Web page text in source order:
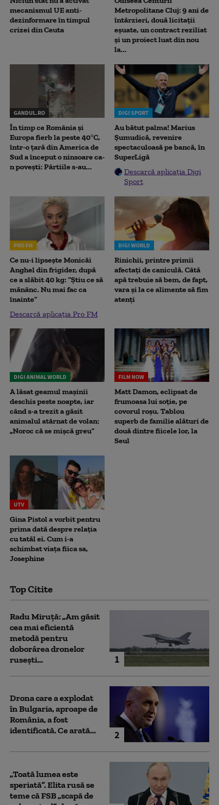
mecanismul UE anti-
dezinformare în timpul
crizei din Ceuta
Metropolitane Cluj: 9 ani de
întârzieri, două licitații
eșuate, un contract reziliat
și un proiect luat din nou
la...
GANDUL.RO
În timp ce România și
Europa fierb la peste 40°C,
într-o țară din America de
Sud a început o ninsoare ca-
n povești: Pârtiile s-au...
DIGI SPORT
Au bătut palma! Marius
Șumudică, revenire
spectaculoasă pe bancă, în
SuperLigă
Descarcă aplicația Digi
Sport
PRO FM
Ce nu-i lipsește Monicăi
Anghel din frigider, după
ce a slăbit 40 kg: “Știu ce să
mănânc. Nu mai fac ca
înainte”
Descarcă aplicația Pro FM
DIGI WORLD
Rinichii, printre primii
afectați de caniculă. Câtă
apă trebuie să bem, de fapt,
vara și la ce alimente să fim
atenți
DIGI ANIMAL WORLD
A lăsat geamul mașinii
deschis peste noapte, iar
când s-a trezit a găsit
animalul atârnat de volan:
„Noroc că se mișcă greu”
FILM NOW
Matt Damon, eclipsat de
frumoasa lui soție, pe
covorul roșu. Tablou
superb de familie alături de
două dintre fiicele lor, la
Seul
UTV
Gina Pistol a vorbit pentru
prima dată despre relația
cu tatăl ei. Cum i-a
schimbat viața fiica sa,
Josephine
Top Citite
1
Radu Miruță: „Am găsit
cea mai eficientă
metodă pentru
doborârea dronelor
rusești...
2
Drona care a explodat
în Bulgaria, aproape de
România, a fost
identificată. Ce arată...
„Toată lumea este
speriată”. Elita rusă se
teme că FSB „scapă de